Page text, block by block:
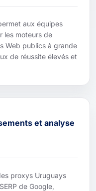
aux équipes
les moteurs de
Web publics à grande
de réussite élevés et
et analyse
proxys Uruguays
de Google,